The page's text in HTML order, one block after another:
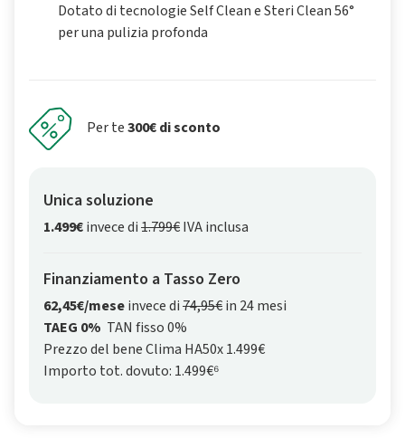
Dotato di tecnologie Self Clean e Steri Clean 56°
per una pulizia profonda
Per te300€ di sconto
Unica soluzione
1.499€invece di1.799€IVA inclusa
Finanziamento a Tasso Zero
62,45€/meseinvece di74,95€in 24 mesi
TAEG 0% TAN fisso 0%
Prezzo del bene Clima HA50x 1.499€
Importo tot. dovuto: 1.499€⁶